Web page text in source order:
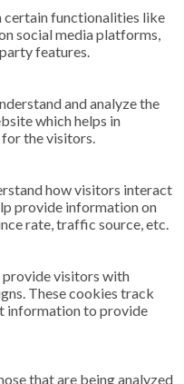
certain functionalities like
social media platforms,
features.
and analyze the
which helps in
the visitors.
how visitors interact
provide information on
rate, traffic source, etc.
provide visitors with
These cookies track
information to provide
that are being analyzed